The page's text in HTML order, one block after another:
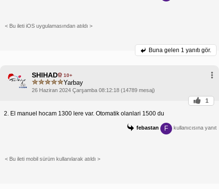
< Bu ileti iOS uygulamasından atıldı >
Buna gelen 1 yanıtı gör.
SHIHAD 10+
Yarbay
26 Haziran 2024 Çarşamba 08:12:18 (14789 mesaj)
1
2. El manuel hocam 1300 lere var. Otomatik olanlari 1500 du
febastan F kullanıcısına yanıt
< Bu ileti mobil sürüm kullanılarak atıldı >